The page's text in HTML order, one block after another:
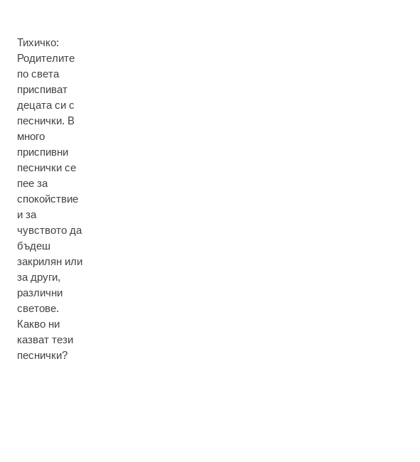
Тихичко:
Родителите
по света
приспиват
децата си с
песнички. В
много
приспивни
песнички се
пее за
спокойствие
и за
чувството да
бъдеш
закрилян или
за други,
различни
светове.
Какво ни
казват тези
песнички?